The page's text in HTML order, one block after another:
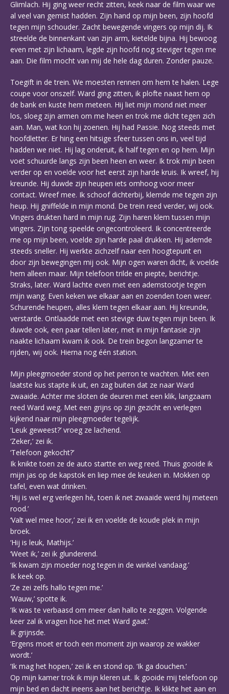
Glimlach. Hij ging weer recht zitten, keek naar de film waar we
al veel van gemist hadden. Zijn hand op mijn been, zijn hoofd
tegen mijn schouder. Zacht bewegende vingers op mijn dij. Ik
streelde de binnenkant van zijn arm, kietelde bijna. Hij bewoog
even met zijn lichaam, legde zijn hoofd nog steviger tegen me
aan. Die film mocht van mij de hele dag duren. Zonder pauze.
Toegift in de trein. We moesten rennen om hem te halen. Lege
coupe voor onszelf. Ward ging zitten, ik plofte naast hem op
de bank en kuste hem meteen. Hij liet mijn mond niet meer
los, sloeg zijn armen om me heen en trok me dicht tegen zich
aan. Man, wat kon hij zoenen. Hij had Passie. Nog steeds met
hoofdletter. Er hing een hitsige sfeer tussen ons in, veel tijd
hadden we niet. Hij lag onderuit, ik half tegen en op hem. Mijn
voet schuurde langs zijn been heen en weer. Ik trok mijn been
verder op en voelde voor het eerst zijn harde kruis. Ik wreef, hij
kreunde. Hij duwde zijn heupen iets omhoog voor meer
contact. Wreef mee. Ik schoof dichterbij, klemde me tegen zijn
heup. Hij gniffelde in mijn mond. De trein reed verder, wij ook.
Vingers drukten hard in mijn rug. Zijn haren klem tussen mijn
vingers. Zijn tong speelde ongecontroleerd. Ik concentreerde
me op mijn been, voelde zijn harde paal drukken. Hij ademde
steeds sneller. Hij werkte zichzelf naar een hoogtepunt en
door zijn bewegingen mij ook. Mijn ogen waren dicht, ik voelde
hem alleen maar. Mijn telefoon trilde en piepte, berichtje.
Straks, later. Ward lachte even met een ademstootje tegen
mijn wang. Even keken we elkaar aan en zoenden toen weer.
Schurende heupen, alles klem tegen elkaar aan. Hij kreunde,
verstarde. Ontlaadde met een stevige duw tegen mijn been. Ik
duwde ook, een paar tellen later, met in mijn fantasie zijn
naakte lichaam kwam ik ook. De trein begon langzamer te
rijden, wij ook. Hierna nog één station.
Mijn pleegmoeder stond op het perron te wachten. Met een
laatste kus stapte ik uit, en zag buiten dat ze naar Ward
zwaaide. Achter me sloten de deuren met een klik, langzaam
reed Ward weg. Met een grijns op zijn gezicht en verlegen
kijkend naar mijn pleegmoeder tegelijk.
‘Leuk geweest?’ vroeg ze lachend.
‘Zeker,’ zei ik.
‘Telefoon gekocht?’
Ik knikte toen ze de auto startte en weg reed. Thuis gooide ik
mijn jas op de kapstok en liep mee de keuken in. Mokken op
tafel, even wat drinken.
‘Hij is wel erg verlegen hè, toen ik net zwaaide werd hij meteen
rood.’
‘Valt wel mee hoor,’ zei ik en voelde de koude plek in mijn
broek.
‘Hij is leuk, Mathijs.’
‘Weet ik,’ zei ik glunderend.
‘Ik kwam zijn moeder nog tegen in de winkel vandaag.’
Ik keek op.
‘Ze zei zelfs hallo tegen me.’
‘Wauw,’ spotte ik.
‘Ik was te verbaasd om meer dan hallo te zeggen. Volgende
keer zal ik vragen hoe het met Ward gaat.’
Ik grijnsde.
‘Ergens moet er toch een moment zijn waarop ze wakker
wordt.’
‘Ik mag het hopen,’ zei ik en stond op. ‘Ik ga douchen.’
Op mijn kamer trok ik mijn kleren uit. Ik gooide mij telefoon op
mijn bed en dacht ineens aan het berichtje. Ik klikte het aan en